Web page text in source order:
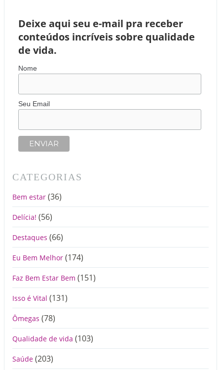
Deixe aqui seu e-mail pra receber
conteúdos incríveis sobre qualidade
de vida.
Nome
Seu Email
CATEGORIAS
Bem estar (36)
Delícia! (56)
Destaques (66)
Eu Bem Melhor (174)
Faz Bem Estar Bem (151)
Isso é Vital (131)
Ômegas (78)
Qualidade de vida (103)
Saúde (203)